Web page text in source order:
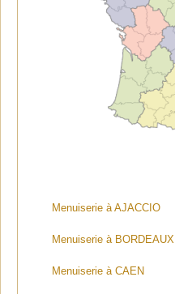
Menuiserie à AJACCIO
Menuiserie à BORDEAUX
Menuiserie à CAEN